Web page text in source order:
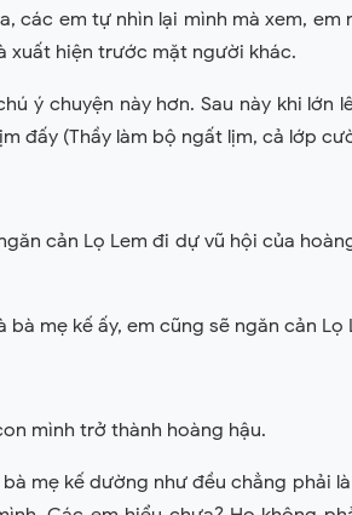
các em tự nhìn lại mình mà xem, em
xuất hiện trước mặt người khác.
ý chuyện này hơn. Sau này khi lớn
đấy (Thầy làm bộ ngất lịm, cả lớp
cản Lọ Lem đi dự vũ hội của
mẹ kế ấy, em cũng sẽ ngăn cản Lọ
mình trở thành hoàng hậu.
mẹ kế dường như đều chẳng phải